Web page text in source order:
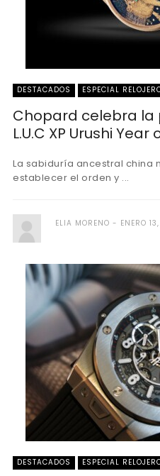
DESTACADOS ESPECIAL
Chopard celebra la
L.U.C XP Urushi Year
La sabiduría ancestral china
establecer el orden y ...
ELIA MORENO ENERO
DESTACADOS ESPECIAL